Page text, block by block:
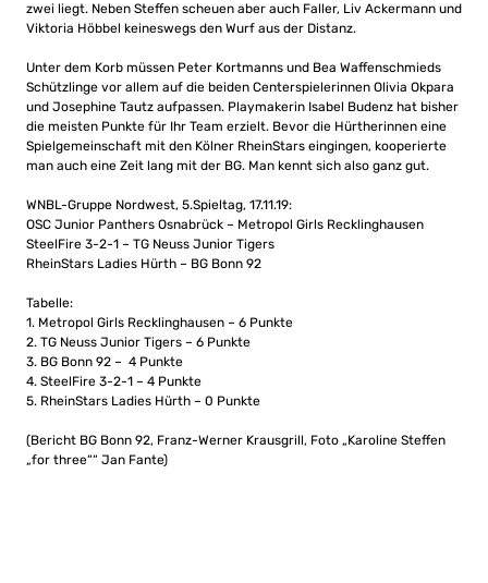
zwei liegt. Neben Steffen scheuen aber auch Faller, Liv Ackermann und
Viktoria Höbbel keineswegs den Wurf aus der Distanz.
Unter dem Korb müssen Peter Kortmanns und Bea Waffenschmieds
Schützlinge vor allem auf die beiden Centerspielerinnen Olivia Okpara
und Josephine Tautz aufpassen. Playmakerin Isabel Budenz hat bisher
die meisten Punkte für Ihr Team erzielt. Bevor die Hürtherinnen eine
Spielgemeinschaft mit den Kölner RheinStars eingingen, kooperierte
man auch eine Zeit lang mit der BG. Man kennt sich also ganz gut.
WNBL-Gruppe Nordwest, 5.Spieltag, 17.11.19:
OSC Junior Panthers Osnabrück – Metropol Girls Recklinghausen
SteelFire 3-2-1 – TG Neuss Junior Tigers
RheinStars Ladies Hürth – BG Bonn 92
Tabelle:
1. Metropol Girls Recklinghausen – 6 Punkte
2. TG Neuss Junior Tigers – 6 Punkte
3. BG Bonn 92 – 4 Punkte
4. SteelFire 3-2-1 – 4 Punkte
5. RheinStars Ladies Hürth – 0 Punkte
(Bericht BG Bonn 92, Franz-Werner Krausgrill, Foto „Karoline Steffen
„for three““ Jan Fante)